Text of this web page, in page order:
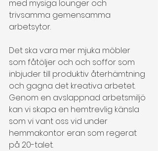
med mysiga lounger och
trivsamma gemensamma
arbetsytor.
Det ska vara mer mjuka möbler
som fåtöljer och och soffor som
inbjuder till produktiv återhämtning
och gagna det kreativa arbetet.
Genom en avslappnad arbetsmiljö
kan vi skapa en hemtrevlig känsla
som vi vant oss vid under
hemmakontor eran som regerat
på 20-talet.